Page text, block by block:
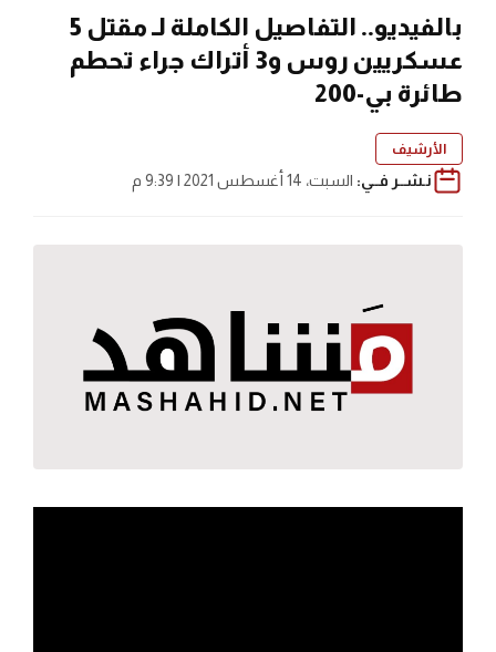
بالفيديو.. التفاصيل الكاملة لـ مقتل 5
عسكريين روس و3 أتراك جراء تحطم
طائرة بي-200
الأرشيف
نـشــر فــي: السبت، 14 أغسطس 2021 | 9:39 م